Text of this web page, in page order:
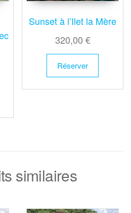
Sunset à l’Ilet la Mère
320,00 €
Réserver
similaires